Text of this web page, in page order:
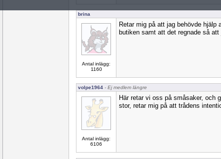
brina
Antal inlägg:
1160
Retar mig på att jag behövde hjälp
butiken samt att det regnade så
volpe1964 - Ej medlem längre
Antal inlägg:
6106
Här retar vi oss på småsaker, och
stor, retar mig på att trådens